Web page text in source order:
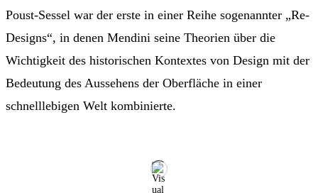
Poust-Sessel war der erste in einer Reihe sogenannter „Re-
Designs“, in denen Mendini seine Theorien über die
Wichtigkeit des historischen Kontextes von Design mit der
Bedeutung des Aussehens der Oberfläche in einer
schnelllebigen Welt kombinierte.